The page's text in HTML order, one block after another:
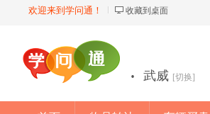
欢迎来到学问通！ 收藏到桌面
· 武威 [切换]